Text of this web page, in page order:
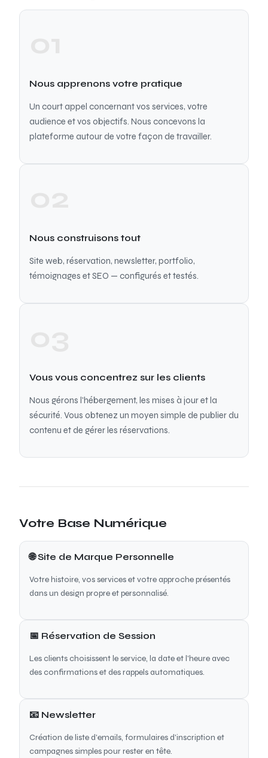
Nous apprenons votre pratique
Un court appel concernant vos services, votre
audience et vos objectifs. Nous concevons la
plateforme autour de votre façon de travailler.
Nous construisons tout
Site web, réservation, newsletter, portfolio,
témoignages et SEO — configurés et testés.
Vous vous concentrez sur les clients
Nous gérons l'hébergement, les mises à jour et la
sécurité. Vous obtenez un moyen simple de publier du
contenu et de gérer les réservations.
Votre Base Numérique
🌐 Site de Marque Personnelle
Votre histoire, vos services et votre approche présentés
dans un design propre et personnalisé.
📅 Réservation de Session
Les clients choisissent le service, la date et l'heure avec
des confirmations et des rappels automatiques.
📧 Newsletter
Création de liste d'emails, formulaires d'inscription et
campagnes simples pour rester en tête.